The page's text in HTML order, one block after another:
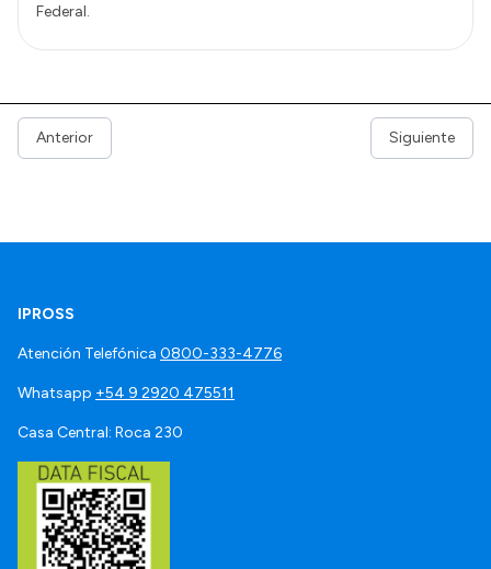
Federal.
Anterior Siguiente
IPROSS
Atención Telefónica 0800-333-4776
Whatsapp +54 9 2920 475511
Casa Central: Roca 230